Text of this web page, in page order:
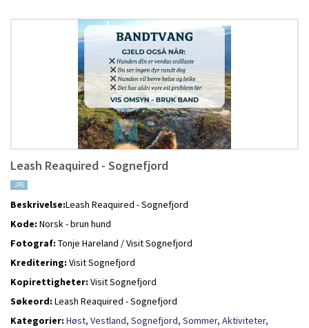
Leash Reaquired - Sognefjord
JPG
Beskrivelse:Leash Reaquired - Sognefjord
Kode: Norsk - brun hund
Fotograf: Tonje Hareland / Visit Sognefjord
Kreditering: Visit Sognefjord
Kopirettigheter: Visit Sognefjord
Søkeord: Leash Reaquired - Sognefjord
Kategorier: Høst, Vestland, Sognefjord, Sommer, Aktiviteter,